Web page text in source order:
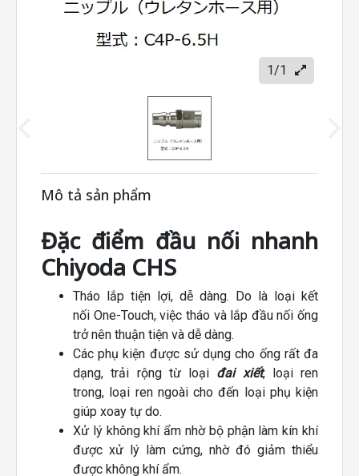
1/1
Mô tả sản phẩm
Đặc điểm đầu nối nhanh
Chiyoda CHS
Tháo lắp tiện lợi, dễ dàng. Do là loại kết
nối One-Touch, việc tháo và lắp đầu nối ống
trở nên thuận tiện và dễ dàng.
Các phụ kiện được sử dụng cho ống rất đa
dạng, trải rộng từ loại đai xiết, loại ren
trong, loại ren ngoài cho đến loại phụ kiện
giúp xoay tự do.
Xử lý không khí ẩm nhờ bộ phận làm kín khí
được xử lý làm cứng, nhờ đó giảm thiểu
được không khí ẩm.